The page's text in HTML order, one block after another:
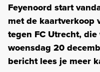
Feyenoord start
met de kaartverkoop
tegen FC Utrecht,
woensdag 20
bericht lees je meer